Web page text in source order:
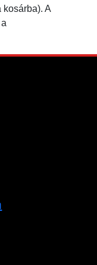
kosárba). A